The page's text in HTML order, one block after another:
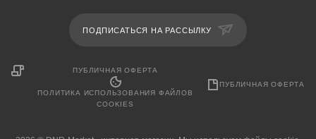
ПОДПИСАТЬСЯ НА РАССЫЛКУ
ПУБЛИЧНАЯ ОФЕРТА
ПОЛИТИКА ИСПОЛЬЗОВАНИЯ ФАЙЛОВ
COOKIES
ПУБЛИЧНАЯ ОФЕРТА